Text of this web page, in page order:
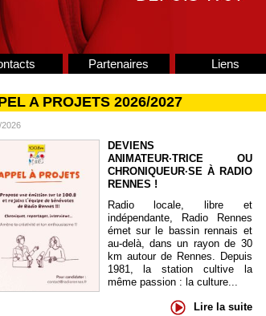
Partenaires Liens
A PROJETS 2026/2027
DEVIENS
ANIMATEUR·TRICE OU
CHRONIQUEUR·SE À RADIO
RENNES !
Radio locale, libre et
indépendante, Radio Rennes
émet sur le bassin rennais et
au-delà, dans un rayon de 30
km autour de Rennes. Depuis
1981, la station cultive la
même passion : la culture...
Lire la suite